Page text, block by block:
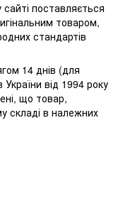
поставляється
товаром,
стандартів
14 днів (для
України від 1994 року
що товар,
складі в належних